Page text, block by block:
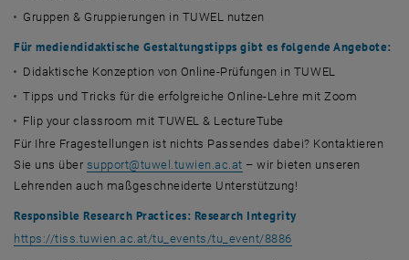
Gruppen & Gruppierungen in TUWEL nutzen
Für mediendidaktische Gestaltungstipps gibt es folgende Angebote:
Didaktische Konzeption von Online-Prüfungen in TUWEL
Tipps und Tricks für die erfolgreicheOnline-Lehre mitZoom
Flip your classroom mit TUWEL & LectureTube
Für Ihre Fragestellungen ist nichts Passendes dabei? Kontaktieren
Sie uns über support@tuwel.tuwien.ac.at – wir bieten unseren
Lehrenden auch maßgeschneiderte Unterstützung!
Responsible Research Practices: Research Integrity
https://tiss.tuwien.ac.at/tu_events/tu_event/8886